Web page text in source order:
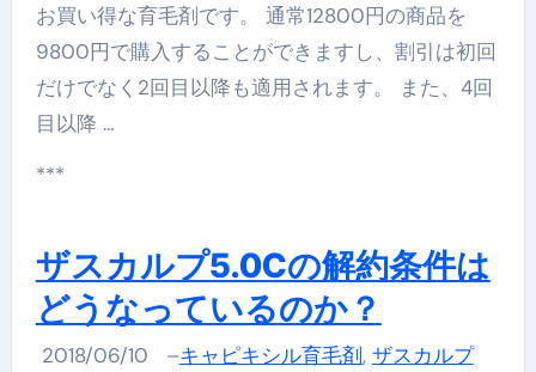
お買い得な育毛剤です。 通常12800円の商品を
9800円で購入することができますし、割引は初回
だけでなく2回目以降も適用されます。 また、4回
目以降 …
***
ザスカルプ5.0Cの解約条件は
どうなっているのか？
2018/06/10 –キャピキシル育毛剤, ザスカルプ